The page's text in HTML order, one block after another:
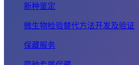
新种鉴定
微生物检验替代方法开发及验证
保藏服务